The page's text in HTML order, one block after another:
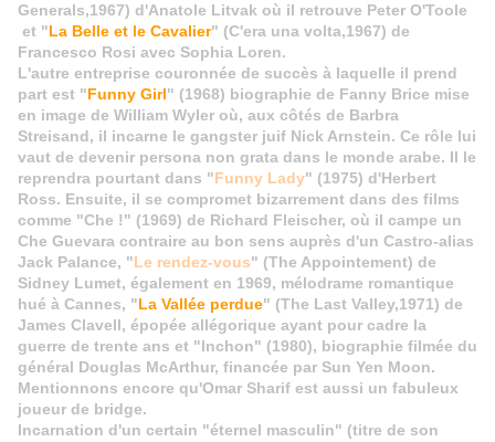
Generals,1967) d'Anatole Litvak où il retrouve Peter O'Toole
et "La Belle et le Cavalier" (C'era una volta,1967) de
Francesco Rosi avec Sophia Loren.
L'autre entreprise couronnée de succès à laquelle il prend
part est "Funny Girl" (1968) biographie de Fanny Brice mise
en image de William Wyler où, aux côtés de Barbra
Streisand, il incarne le gangster juif Nick Arnstein. Ce rôle lui
vaut de devenir persona non grata dans le monde arabe. Il le
reprendra pourtant dans "Funny Lady" (1975) d'Herbert
Ross. Ensuite, il se compromet bizarrement dans des films
comme "Che !" (1969) de Richard Fleischer, où il campe un
Che Guevara contraire au bon sens auprès d'un Castro-alias
Jack Palance, "Le rendez-vous" (The Appointement) de
Sidney Lumet, également en 1969, mélodrame romantique
hué à Cannes, "La Vallée perdue" (The Last Valley,1971) de
James Clavell, épopée allégorique ayant pour cadre la
guerre de trente ans et "Inchon" (1980), biographie filmée du
général Douglas McArthur, financée par Sun Yen Moon.
Mentionnons encore qu'Omar Sharif est aussi un fabuleux
joueur de bridge.
Incarnation d'un certain "éternel masculin" (titre de son